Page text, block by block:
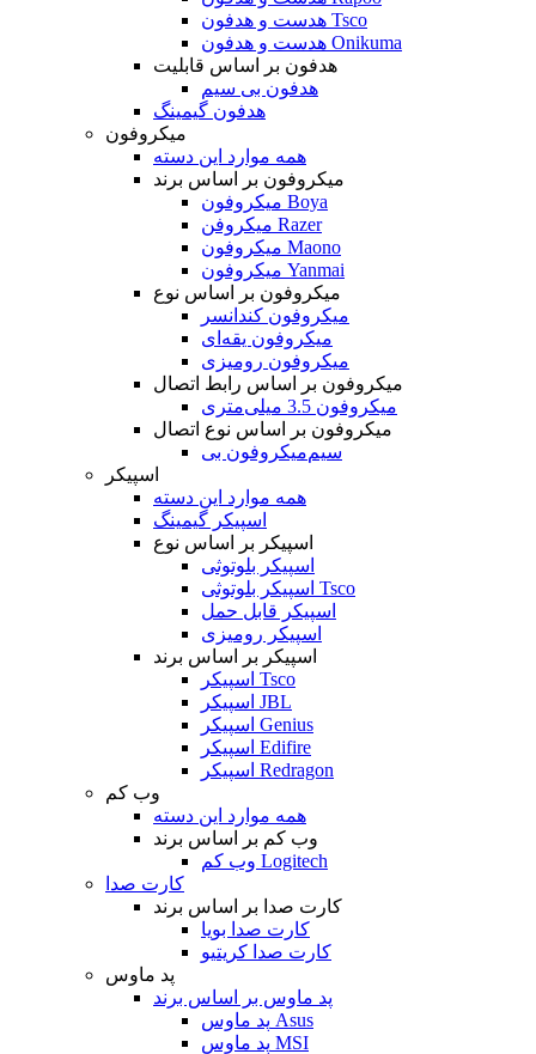
هدست و هدفون Tsco
هدست و هدفون Onikuma
هدفون بر اساس قابلیت
هدفون بی سیم
هدفون گیمینگ
میکروفون
همه موارد این دسته
میکروفون بر اساس برند
میکروفون Boya
میکروفن Razer
میکروفون Maono
میکروفون Yanmai
میکروفون بر اساس نوع
میکروفون کندانسر
میکروفون یقه‌ای
میکروفون رومیزی
میکروفون بر اساس رابط اتصال
میکروفون 3.5 میلی‌متری
میکروفون بر اساس نوع اتصال
میکروفون بی‌‎سیم
اسپیکر
همه موارد این دسته
اسپیکر گیمینگ
اسپیکر بر اساس نوع
اسپیکر بلوتوثی
اسپیکر بلوتوثی Tsco
اسپیکر قابل حمل
اسپیکر رومیزی
اسپیکر بر اساس برند
اسپیکر Tsco
اسپیکر JBL
اسپیکر Genius
اسپیکر Edifire
اسپیکر Redragon
وب کم
همه موارد این دسته
وب کم بر اساس برند
وب کم Logitech
کارت صدا
کارت صدا بر اساس برند
کارت صدا بویا
کارت صدا کریتیو
پد ماوس
پد ماوس بر اساس برند
پد ماوس Asus
پد ماوس MSI